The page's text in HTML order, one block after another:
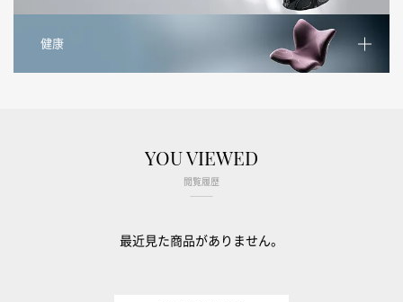
健康
YOU VIEWED
閲覧履歴
最近見た商品がありません。